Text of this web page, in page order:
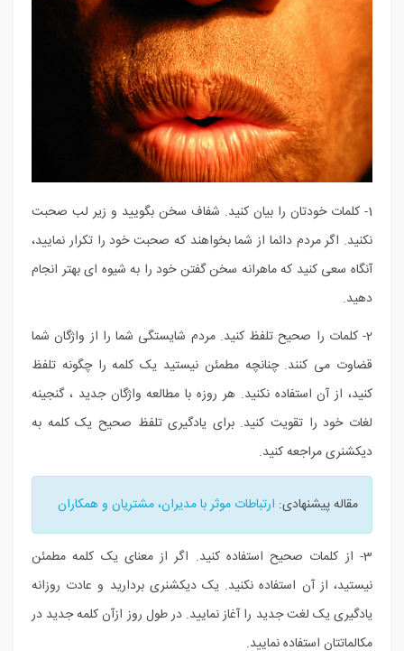
1- کلمات خودتان را بیان کنید. شفاف سخن بگویید و زیر لب صحبت
نکنید. اگر مردم دائما از شما بخواهند که صحبت خود را تکرار نمایید،
آنگاه سعی کنید که ماهرانه سخن گفتن خود را به شیوه ای بهتر انجام
دهید.
2- کلمات را صحیح تلفظ کنید. مردم شایستگی شما را از واژگان شما
قضاوت می کنند. چنانچه مطمئن نیستید یک کلمه را چگونه تلفظ
کنید، از آن استفاده نکنید. هر روزه با مطالعه واژگان جدید ، گنجینه
لغات خود را تقویت کنید. برای یادگیری تلفظ صحیح یک کلمه به
دیکشنری مراجعه کنید.
مقاله پیشنهادی: ارتباطات موثر با مدیران، مشتریان و همکاران
3- از کلمات صحیح استفاده کنید. اگر از معنای یک کلمه مطمئن
نیستید، از آن استفاده نکنید. یک دیکشنری بردارید و عادت روزانه
یادگیری یک لغت جدید را آغاز نمایید. در طول روز ازآن کلمه جدید در
مکالماتتان استفاده نمایید.